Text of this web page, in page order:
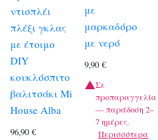
ντισπλέι
πλέξι γκλας
με έτοιμο
DIY
κουκλόσπιτο
βαλιτσάκι Mi
House Alba
96,90 €
με
μαρκαδόρο
με νερό
9,90€
Σε
προπαραγγελία
— παράδοση 2–
7 ημέρες.
Περισσότερα